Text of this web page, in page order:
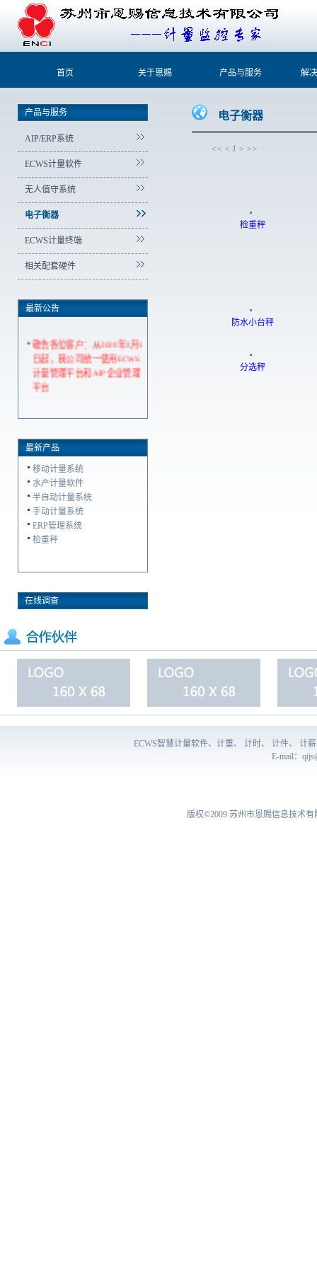
首页 关于恩赐 产品与服务 解
产品与服务
AIP/ERP系统
ECWS计量软件
无人值守系统
电子衡器
ECWS计量终端
相关配套硬件
最新公告
敬告各位客户：从2020年3月1
日起，我公司统一使用ECWS
计量管理平台和AIP企业管理
平台
最新产品
移动计量系统
水产计量软件
半自动计量系统
手动计量系统
ERP管理系统
检重秤
在线调查
电子衡器
<< < 1 > >>
检重秤
防水小台秤
分选秤
ECWS智慧计量软件、计重、 计时、 计件、 计
E-mail：
版权©2009 苏州市恩赐信息技术有